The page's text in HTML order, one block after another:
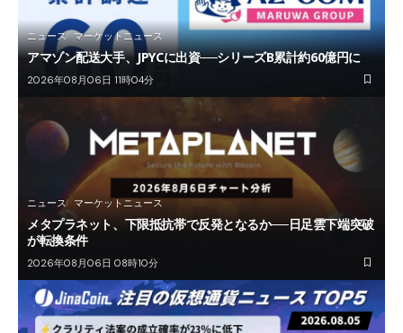
ニュース マーケットニュース
アマゾン配送大手、JPYCに出資──シリーズB累計約60億円に
2026年08月06日 11時04分
ニュース マーケットニュース
メタプラネット、下限抵抗帯で反発となるか──日足雲下端突破
が転換条件
2026年08月06日 08時10分